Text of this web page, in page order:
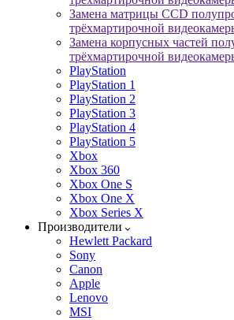
Замена матрицы CCD
трёхмартирочной
Замена корпусных частей
трёхмартирочной
PlayStation
PlayStation 1
PlayStation 2
PlayStation 3
PlayStation 4
PlayStation 5
Xbox
Xbox 360
Xbox One S
Xbox One X
Xbox Series X
Производители
Hewlett Packard
Sony
Canon
Apple
Lenovo
MSI